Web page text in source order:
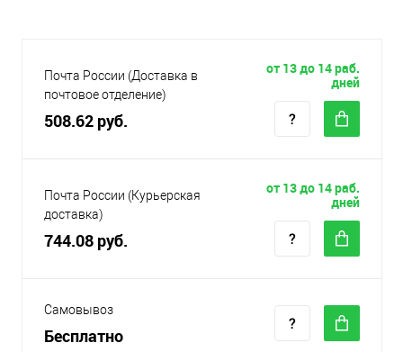
Почта России (Доставка в
почтовое отделение)
508.62 руб.
от 13 до 14 раб.
дней
Почта России (Курьерская
доставка)
744.08 руб.
от 13 до 14 раб.
дней
Самовывоз
Бесплатно